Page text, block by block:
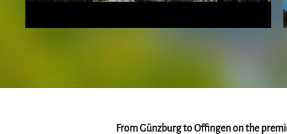
From Günzburg to Offingen on the